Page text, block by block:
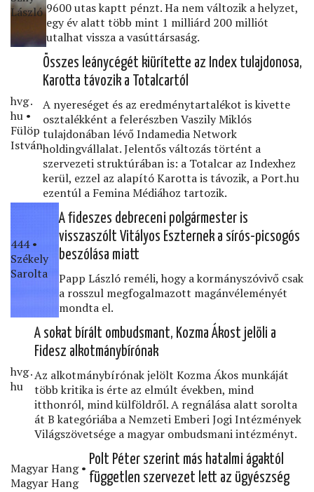
László 9600 utas kaptt pénzt. Ha nem változik a helyzet,
egy év alatt több mint 1 milliárd 200 milliót
utalhat vissza a vasúttársaság.
hvg․
hu •
Fülöp
István
Összes leánycégét kiürítette az Index tulajdonosa,
Karotta távozik a Totalcartól
A nyereséget és az eredménytartalékot is kivette
osztalékként a felerészben Vaszily Miklós
tulajdonában lévő Indamedia Network
holdingvállalat. Jelentős változás történt a
szervezeti struktúrában is: a Totalcar az Indexhez
kerül, ezzel az alapító Karotta is távozik, a Port.hu
ezentúl a Femina Médiához tartozik.
444 •
Székely
Sarolta
A ﬁdeszes debreceni polgármester is
visszaszólt Vitályos Eszternek a sírós-picsogós
beszólása miatt
Papp László reméli, hogy a kormányszóvivő csak
a rosszul megfogalmazott magánvéleményét
mondta el.
hvg․
hu
A sokat bírált ombudsmant, Kozma Ákost jelöli a
Fidesz alkotmánybírónak
Az alkotmánybírónak jelölt Kozma Ákos munkáját
több kritika is érte az elmúlt években, mind
itthonról, mind külföldről. A regnálása alatt sorolta
át B kategóriába a Nemzeti Emberi Jogi Intézmények
Világszövetsége a magyar ombudsmani intézményt.
Magyar Hang •
Magyar Hang
Polt Péter szerint más hatalmi ágaktól
független szervezet lett az ügyészség